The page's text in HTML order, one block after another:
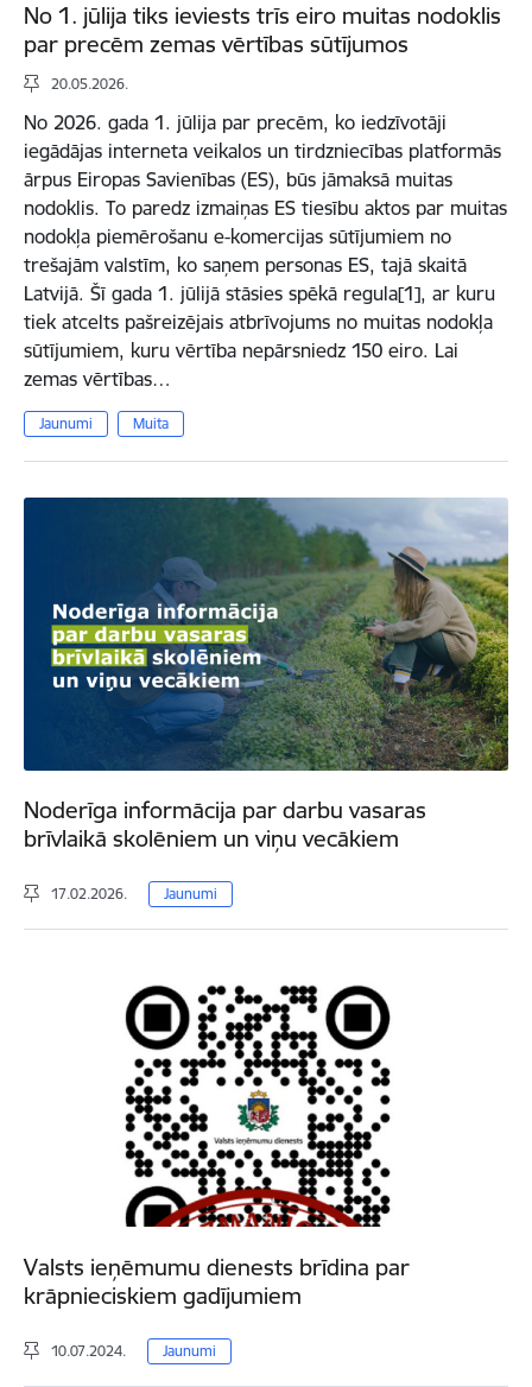
No 1. jūlija tiks ieviests trīs eiro muitas nodoklis
par precēm zemas vērtības sūtījumos
20.05.2026.
No 2026. gada 1. jūlija par precēm, ko iedzīvotāji
iegādājas interneta veikalos un tirdzniecības platformās
ārpus Eiropas Savienības (ES), būs jāmaksā muitas
nodoklis. To paredz izmaiņas ES tiesību aktos par muitas
nodokļa piemērošanu e-komercijas sūtījumiem no
trešajām valstīm, ko saņem personas ES, tajā skaitā
Latvijā. Šī gada 1. jūlijā stāsies spēkā regula[1], ar kuru
tiek atcelts pašreizējais atbrīvojums no muitas nodokļa
sūtījumiem, kuru vērtība nepārsniedz 150 eiro. Lai
zemas vērtības…
Jaunumi Muita
Noderīga informācija par darbu vasaras
brīvlaikā skolēniem un viņu vecākiem
17.02.2026. Jaunumi
Valsts ieņēmumu dienests brīdina par
krāpnieciskiem gadījumiem
10.07.2024. Jaunumi